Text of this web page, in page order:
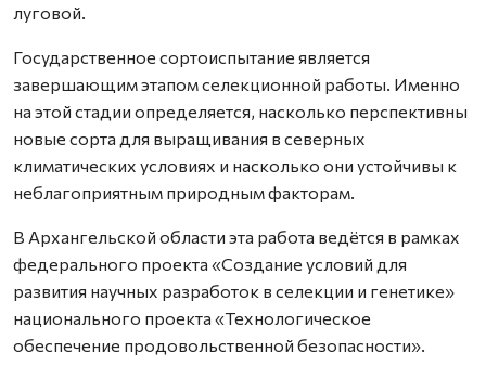
луговой.
Государственное сортоиспытание является
завершающим этапом селекционной работы. Именно
на этой стадии определяется, насколько перспективны
новые сорта для выращивания в северных
климатических условиях и насколько они устойчивы к
неблагоприятным природным факторам.
В Архангельской области эта работа ведётся в рамках
федерального проекта «Создание условий для
развития научных разработок в селекции и генетике»
национального проекта «Технологическое
обеспечение продовольственной безопасности».